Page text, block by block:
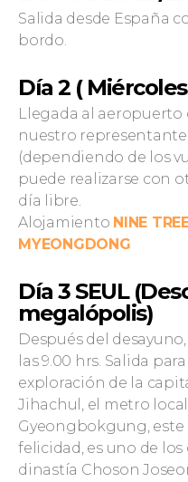
Salida desde España
bordo.
Día 2 ( Miércoles
Llegada al aeropuerto
nuestro
(dependiendo de los
puede realizarse con
día libre.
Alojamiento NINE
MYEONGDONG
Día 3 SEUL
megalópolis)
Después del
las 9.00 hrs. Salida
exploración de la
Jihachul, el metro
Gyeongbokgung,
felicidad, es uno de
dinastía Choson